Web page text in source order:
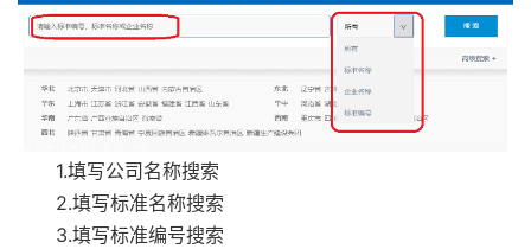
1.填写公司名称搜索
2.填写标准名称搜索
3.填写标准编号搜索